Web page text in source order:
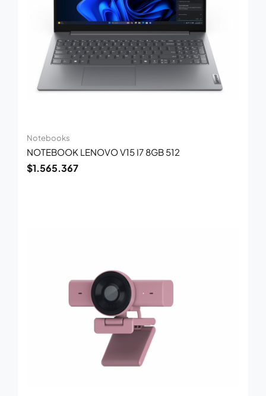
Notebooks
NOTEBOOK LENOVO V15 I7 8GB 512
$1.565.367